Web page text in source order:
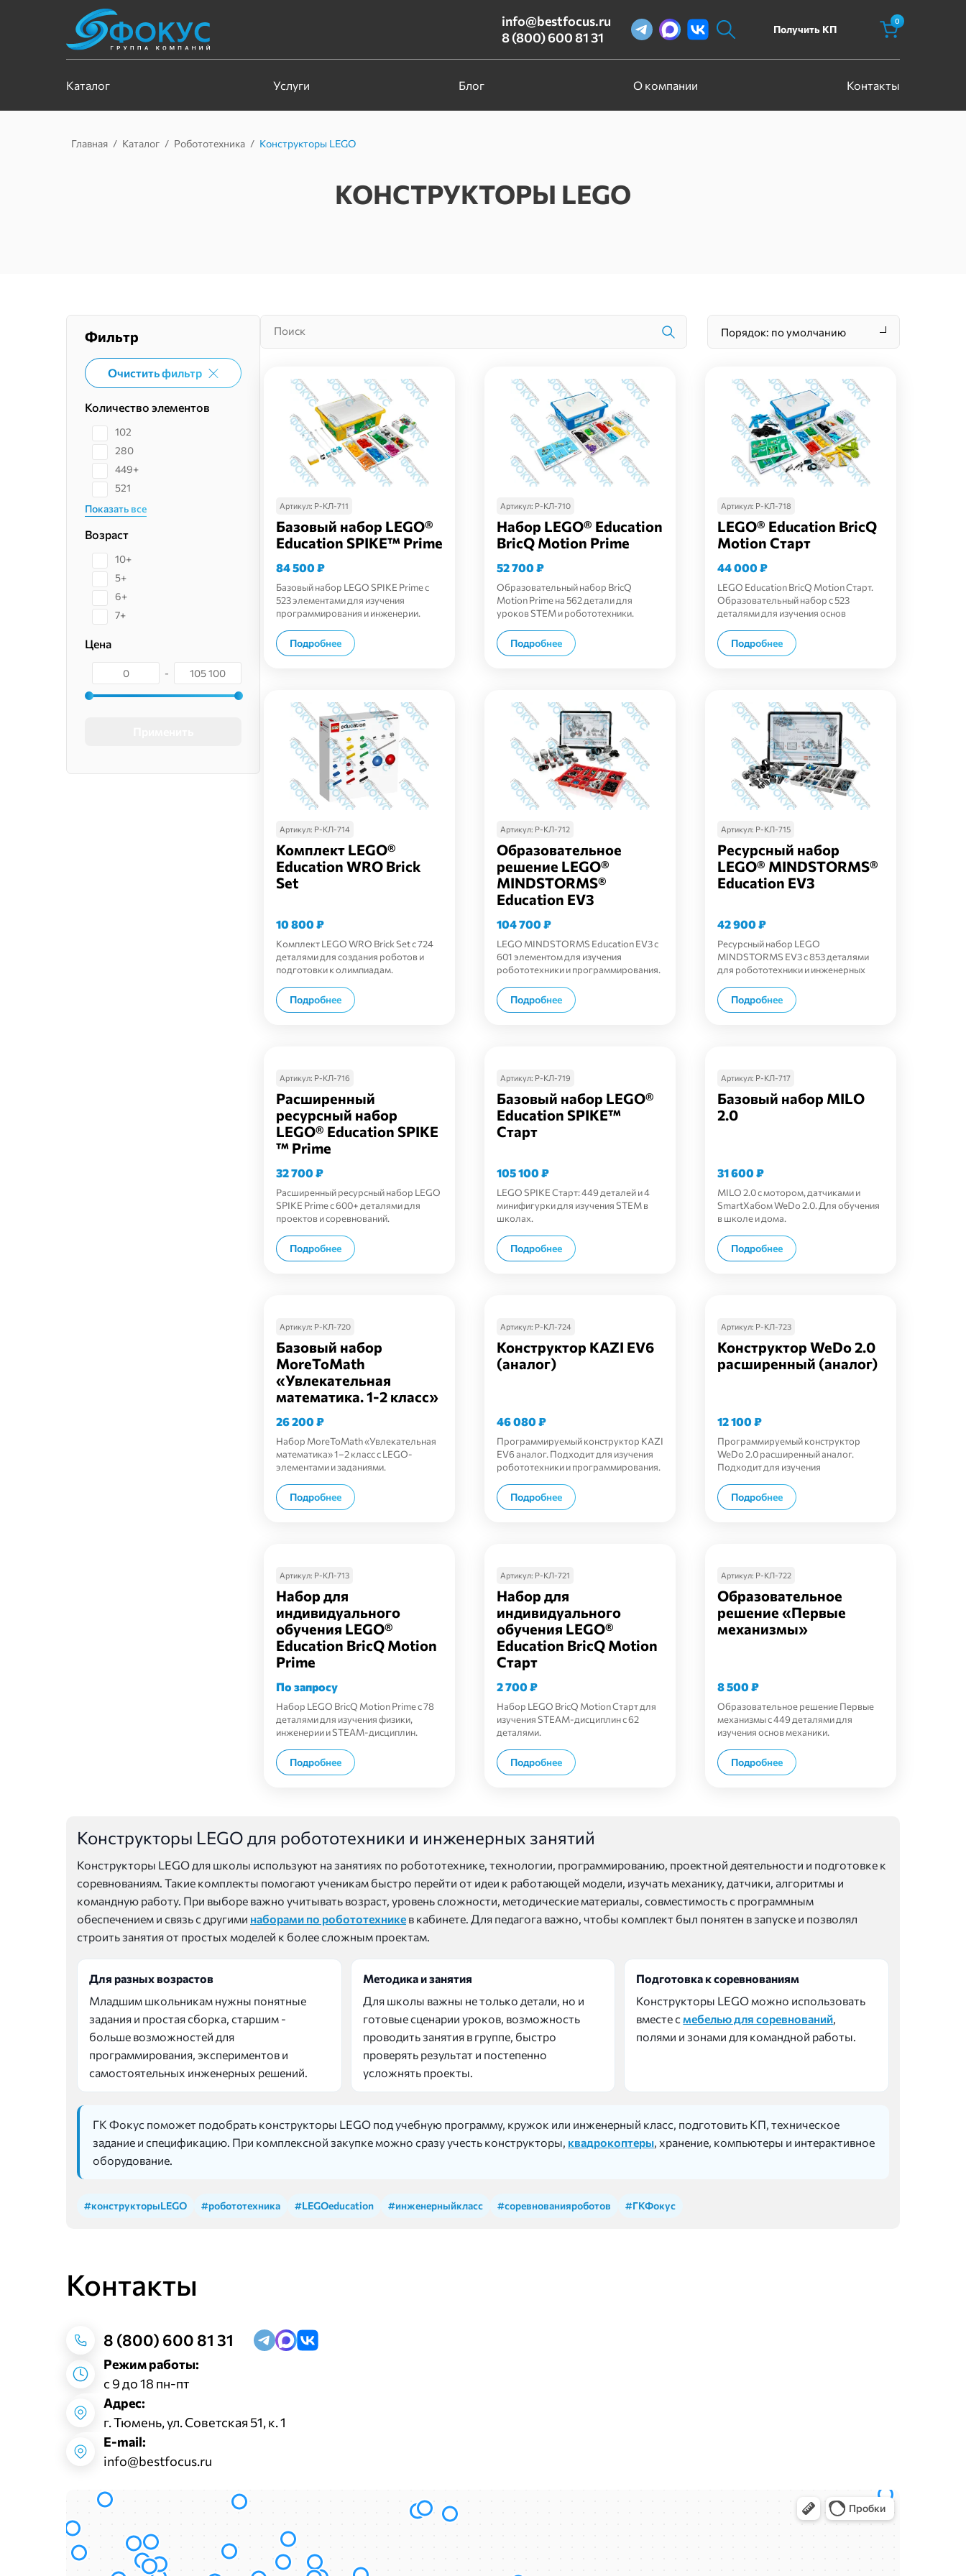
info@bestfocus.ru
8 (800) 600 81 31
Получить КП
0
Каталог Услуги Блог О компании Контакты
Главная / Каталог / Робототехника / Конструкторы LEGO
КОНСТРУКТОРЫ LEGO
Фильтр
Очистить фильтр
Количество элементов
102
280
449+
521
Показать все
Возраст
10+
5+
6+
7+
Цена
-
Порядок: по умолчанию
Артикул: Р-КЛ-711
Базовый набор LEGO®
Education SPIKE™ Prime
84 500₽
Базовый набор LEGO SPIKE Prime с
523 элементами для изучения
программирования и инженерии.
Подробнее
Артикул: Р-КЛ-710
Набор LEGO® Education
BricQ Motion Prime
52 700₽
Образовательный набор BricQ
Motion Prime на 562 детали для
уроков STEM и робототехники.
Подробнее
Артикул: Р-КЛ-718
LEGO® Education BricQ
Motion Старт
44 000₽
LEGO Education BricQ Motion Старт.
Образовательный набор с 523
деталями для изучения основ
Подробнее
Артикул: Р-КЛ-714
Комплект LEGO®
Education WRO Brick
Set
10 800₽
Комплект LEGO WRO Brick Set с 724
деталями для создания роботов и
подготовки к олимпиадам.
Подробнее
Артикул: Р-КЛ-712
Образовательное
решение LEGO®
MINDSTORMS®
Education EV3
104 700₽
LEGO MINDSTORMS Education EV3 с
601 элементом для изучения
робототехники и программирования.
Подробнее
Артикул: Р-КЛ-715
Ресурсный набор
LEGO® MINDSTORMS®
Education EV3
42 900₽
Ресурсный набор LEGO
MINDSTORMS EV3 с 853 деталями
для робототехники и инженерных
Подробнее
Артикул: Р-КЛ-716
Расширенный
ресурсный набор
LEGO® Education SPIKE
™ Prime
32 700₽
Расширенный ресурсный набор LEGO
SPIKE Prime с 600+ деталями для
проектов и соревнований.
Подробнее
Артикул: Р-КЛ-719
Базовый набор LEGO®
Education SPIKE™
Старт
105 100₽
LEGO SPIKE Старт: 449 деталей и 4
минифигурки для изучения STEM в
школах.
Подробнее
Артикул: Р-КЛ-717
Базовый набор MILO
2.0
31 600₽
MILO 2.0 с мотором, датчиками и
SmartХабом WeDo 2.0. Для обучения
в школе и дома.
Подробнее
Артикул: Р-КЛ-720
Базовый набор
MoreToMath
«Увлекательная
математика. 1-2 класс»
26 200₽
Набор MoreToMath «Увлекательная
математика» 1–2 класс с LEGO-
элементами и заданиями.
Подробнее
Артикул: Р-КЛ-724
Конструктор KAZI EV6
(аналог)
46 080₽
Программируемый конструктор KAZI
EV6 аналог. Подходит для изучения
робототехники и программирования.
Подробнее
Артикул: Р-КЛ-723
Конструктор WeDo 2.0
расширенный (аналог)
12 100₽
Программируемый конструктор
WeDo 2.0 расширенный аналог.
Подходит для изучения
Подробнее
Артикул: Р-КЛ-713
Набор для
индивидуального
обучения LEGO®
Education BricQ Motion
Prime
По запросу
Набор LEGO BricQ Motion Prime с 78
деталями для изучения физики,
инженерии и STEAM-дисциплин.
Подробнее
Артикул: Р-КЛ-721
Набор для
индивидуального
обучения LEGO®
Education BricQ Motion
Старт
2 700₽
Набор LEGO BricQ Motion Старт для
изучения STEAM-дисциплин с 62
деталями.
Подробнее
Артикул: Р-КЛ-722
Образовательное
решение «Первые
механизмы»
8 500₽
Образовательное решение Первые
механизмы с 449 деталями для
изучения основ механики.
Подробнее
Конструкторы LEGO для робототехники и инженерных занятий
Конструкторы LEGO для школы используют на занятиях по робототехнике, технологии, программированию, проектной деятельности и подготовке к
соревнованиям. Такие комплекты помогают ученикам быстро перейти от идеи к работающей модели, изучать механику, датчики, алгоритмы и
командную работу. При выборе важно учитывать возраст, уровень сложности, методические материалы, совместимость с программным
обеспечением и связь с другими наборами по робототехнике в кабинете. Для педагога важно, чтобы комплект был понятен в запуске и позволял
строить занятия от простых моделей к более сложным проектам.
Для разных возрастов
Младшим школьникам нужны понятные
задания и простая сборка, старшим -
больше возможностей для
программирования, экспериментов и
самостоятельных инженерных решений.
Методика и занятия
Для школы важны не только детали, но и
готовые сценарии уроков, возможность
проводить занятия в группе, быстро
проверять результат и постепенно
усложнять проекты.
Подготовка к соревнованиям
Конструкторы LEGO можно использовать
вместе смебелью для соревнований,
полями и зонами для командной работы.
ГК Фокус поможет подобрать конструкторы LEGO под учебную программу, кружок или инженерный класс, подготовить КП, техническое
задание и спецификацию. При комплексной закупке можно сразу учесть конструкторы, квадрокоптеры, хранение, компьютеры и интерактивное
оборудование.
#конструкторыLEGO #робототехника #LEGOeducation #инженерныйкласс #соревнованияроботов #ГКФокус
Контакты
8 (800) 600 81 31
Режим работы:
с 9 до 18 пн-пт
Адрес:
г. Тюмень, ул. Советская 51, к. 1
E-mail:
info@bestfocus.ru